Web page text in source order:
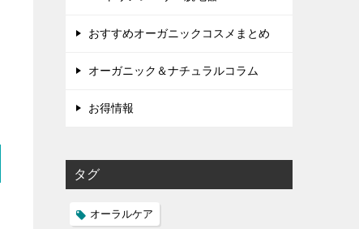
おすすめオーガニックコスメまとめ
オーガニック＆ナチュラルコラム
お得情報
タグ
オーラルケア